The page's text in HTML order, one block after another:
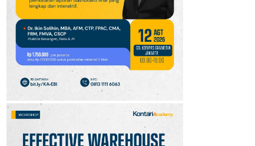
10 Promo JSM Superindo
7–9 Agustus 2026,
Minyak Goreng Rp37.900
hingga Buah Diskon 50%